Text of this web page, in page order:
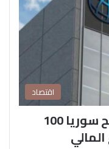
اقتصاد
البنك الدولي يوافق على منح سوريا 100